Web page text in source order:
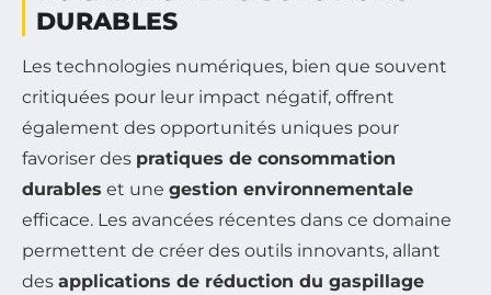
DURABLES
Les technologies numériques, bien que souvent
critiquées pour leur impact négatif, offrent
également des opportunités uniques pour
favoriser des pratiques de consommation
durables et une gestion environnementale
efficace. Les avancées récentes dans ce domaine
permettent de créer des outils innovants, allant
des applications de réduction du gaspillage